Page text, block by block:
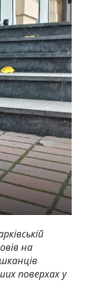
на
поверхах у